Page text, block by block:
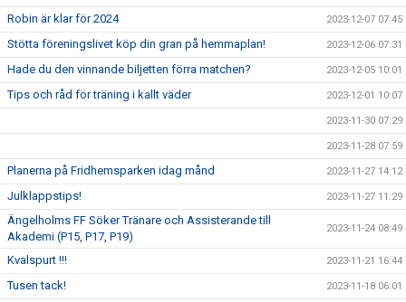
Robin är klar för 2024 2023-12-07 07:45
Stötta föreningslivet köp din gran på hemmaplan! 2023-12-06 07:31
Hade du den vinnande biljetten förra matchen? 2023-12-05 10:01
Tips och råd för träning i kallt väder 2023-12-01 10:07
2023-11-30 07:29
2023-11-28 07:59
Planerna på Fridhemsparken idag månd 2023-11-27 14:12
Julklappstips! 2023-11-27 11:29
Ängelholms FF Söker Tränare och Assisterande till
Akademi (P15, P17, P19)
2023-11-24 08:49
Kvalspurt !!! 2023-11-21 16:44
Tusen tack! 2023-11-18 06:01